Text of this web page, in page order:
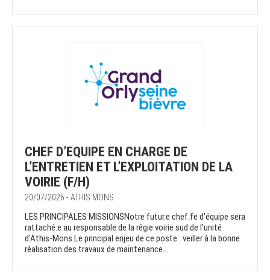
CHEF D’EQUIPE EN CHARGE DE
L’ENTRETIEN ET L’EXPLOITATION DE LA
VOIRIE (F/H)
20/07/2026 - ATHIS MONS
LES PRINCIPALES MISSIONSNotre futur.e chef.fe d'équipe sera
rattaché.e au responsable de la régie voirie sud de l'unité
d'Athis-Mons.Le principal enjeu de ce poste : veiller à la bonne
réalisation des travaux de maintenance...